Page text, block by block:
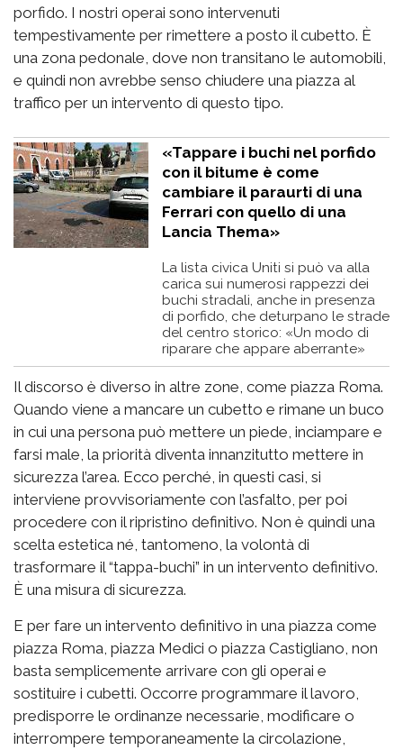
porfido. I nostri operai sono intervenuti
tempestivamente per rimettere a posto il cubetto. È
una zona pedonale, dove non transitano le automobili,
e quindi non avrebbe senso chiudere una piazza al
traffico per un intervento di questo tipo.
«Tappare i buchi nel porfido
con il bitume è come
cambiare il paraurti di una
Ferrari con quello di una
Lancia Thema»
La lista civica Uniti si può va alla
carica sui numerosi rappezzi dei
buchi stradali, anche in presenza
di porfido, che deturpano le strade
del centro storico: «Un modo di
riparare che appare aberrante»
Il discorso è diverso in altre zone, come piazza Roma.
Quando viene a mancare un cubetto e rimane un buco
in cui una persona può mettere un piede, inciampare e
farsi male, la priorità diventa innanzitutto mettere in
sicurezza l’area. Ecco perché, in questi casi, si
interviene provvisoriamente con l’asfalto, per poi
procedere con il ripristino definitivo. Non è quindi una
scelta estetica né, tantomeno, la volontà di
trasformare il “tappa-buchi” in un intervento definitivo.
È una misura di sicurezza.
E per fare un intervento definitivo in una piazza come
piazza Roma, piazza Medici o piazza Castigliano, non
basta semplicemente arrivare con gli operai e
sostituire i cubetti. Occorre programmare il lavoro,
predisporre le ordinanze necessarie, modificare o
interrompere temporaneamente la circolazione,